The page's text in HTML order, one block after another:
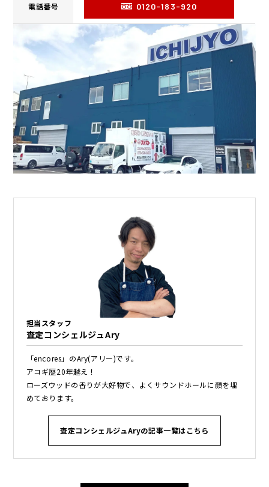
電話番号 0120-183-920
担当スタッフ
査定コンシェルジュAry
「encores」のAry(アリー)です。
アコギ歴20年越え！
ローズウッドの香りが大好物で、よくサウンドホールに顔を埋
めております。
査定コンシェルジュAryの記事一覧はこちら